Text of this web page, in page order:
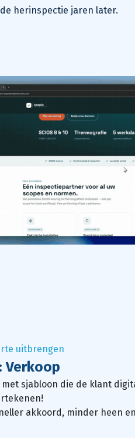
herinspectie jaren later.
uitbrengen
Verkoop
met sjabloon die de klant
akkoord, minder heen